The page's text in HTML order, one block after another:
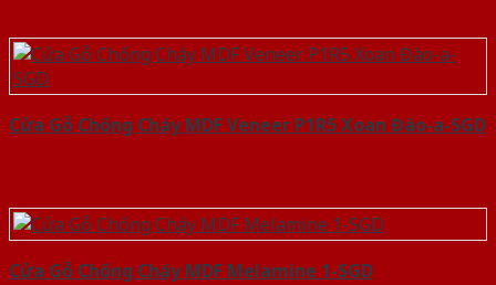
Cửa Gỗ Chống Cháy MDF Veneer P1R5 Xoan Đào-a-SGD
Cửa Gỗ Chống Cháy MDF Melamine 1-SGD